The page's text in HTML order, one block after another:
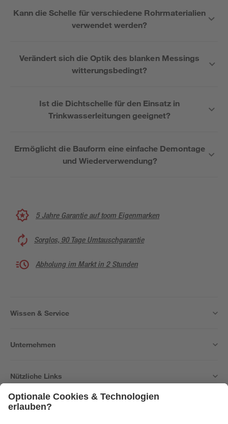
Kann die Schelle für verschiedene Rohrmaterialien
verwendet werden?
Verändert sich die Optik des blanken Messings
witterungsbedingt?
Ist die Dichtschelle für den Einsatz in
Trinkwasserleitungen geeignet?
Ermöglicht die Bauform eine einfache Demontage
und Wiederverwendung?
5 Jahre Garantie auf toom Eigenmarken
Sorglos, 90 Tage Umtauschgarantie
Abholung im Markt in 2 Stunden
Wissen & Service
Unternehmen
Nützliche Links